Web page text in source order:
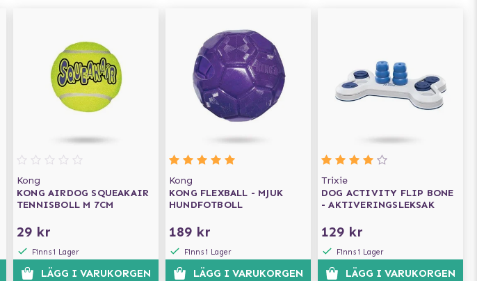
Kong
KONG AIRDOG SQUEAKAIR
TENNISBOLL M 7CM
29 kr
Finns i Lager
LÄGG I VARUKORGEN
Kong
KONG FLEXBALL - MJUK
HUNDFOTBOLL
189 kr
Finns i Lager
LÄGG I VARUKORGEN
Trixie
DOG ACTIVITY FLIP BONE
- AKTIVERINGSLEKSAK
129 kr
Finns i Lager
LÄGG I VARUKORGEN